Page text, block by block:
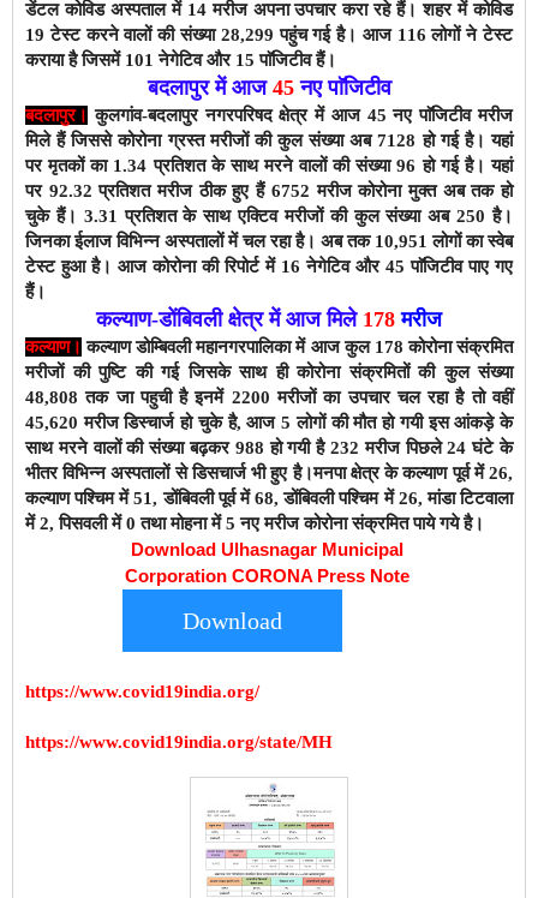
डेंटल कोविड अस्पताल में 14 मरीज अपना उपचार करा रहे हैं। शहर में कोविड
19 टेस्ट करने वालों की संख्या 28,299 पहुंच गई है। आज 116 लोगों ने टेस्ट
कराया है जिसमें 101 नेगेटिव और 15 पाॅजिटीव हैं।
बदलापुर में आज 45 नए पाॅजिटीव
बदलापुर। कुलगांव-बदलापुर नगरपरिषद क्षेत्र में आज 45 नए पाॅजिटीव मरीज
मिले हैं जिससे कोरोना ग्रस्त मरीजों की कुल संख्या अब 7128 होगई है। यहां
पर मृतकों का 1.34 प्रतिशत के साथ मरने वालों की संख्या 96 हो गई है।यहां
पर 92.32प्रतिशत मरीज ठीक हुए हैं 6752मरीज कोरोना मुक्त अब तक हो
चुके हैं। 3.31प्रतिशत के साथ एक्टिव मरीजों की कुल संख्या अब 250 है।
जिनका ईलाज विभिन्न अस्पतालों में चल रहा है। अब तक 10,951लोगों का स्वेब
टेस्ट हुआ है। आज कोरोनाकी रिपोर्ट में 16नेगेटिव और 45पाॅजिटीव पाए गए
हैं।
कल्याण-डोंबिवली क्षेत्र में आज मिले 178 मरीज
कल्याण। कल्याण डोम्बिवलीमहानगरपालिकामें आज कुल 178 कोरोना संक्रमित
मरीजों की पुष्टि की गई जिसके साथ ही कोरोना संक्रमितों की कुल संख्या
48,808तक जा पहुची है इनमें 2200 मरीजों का उपचार चल रहा है तो वहीं
45,620 मरीज डिस्चार्ज हो चुके है, आज 5 लोगों की मौत हो गयी इस आंकड़े के
साथ मरने वालों की संख्या बढ़कर 988 हो गयी है 232 मरीज पिछले 24 घंटे के
भीतर विभिन्न अस्पतालों से डिसचार्ज भी हुए है।मनपा क्षेत्र के कल्याण पूर्व में 26,
कल्याण पश्चिम में 51, डोंबिवली पूर्व में 68, डोंबिवली पश्चिम में 26, मांडा टिटवाला
में 2, पिसवली में 0 तथा मोहना में 5 नए मरीज कोरोना संक्रमित पाये गये है।
Download Ulhasnagar Municipal
Corporation CORONA Press Note
Download
https://www.covid19india.org/
https://www.covid19india.org/state/MH